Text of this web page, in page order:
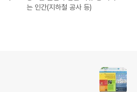
는 인간(지하철 공사 등)